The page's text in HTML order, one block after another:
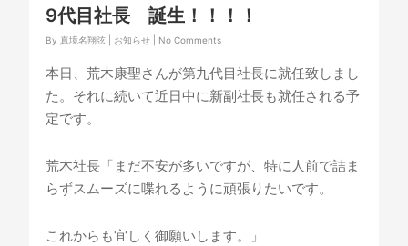
9代目社長 誕生！！！！
By 真境名翔弦 お知らせ No Comments
本日、荒木康聖さんが第九代目社長に就任致しまし
た。それに続いて近日中に新副社長も就任される予
定です。
荒木社長「まだ不安が多いですが、特に人前で詰ま
らずスムーズに喋れるように頑張りたいです。
これからも宜しく御願いします。」